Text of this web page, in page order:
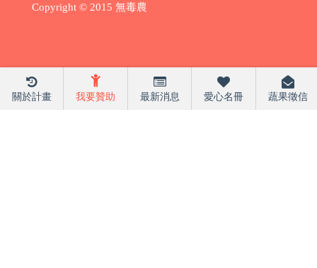
關於計畫 我要贊助 最新消息 愛心名冊 蔬果徵信
Copyright © 2015 無毒農